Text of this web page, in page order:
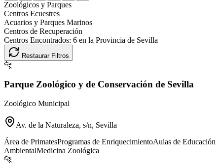
Zoológicos y Parques
Centros Ecuestres
Acuarios y Parques Marinos
Centros de Recuperación
Centros Encontrados: 6 en la Provincia de Sevilla
Restaurar Filtros
🐆
Parque Zoológico y de Conservación de Sevilla
Zoológico Municipal
Av. de la Naturaleza, s/n, Sevilla
Área de PrimatesProgramas de EnriquecimientoAulas de Educación
AmbientalMedicina Zoológica
🐆